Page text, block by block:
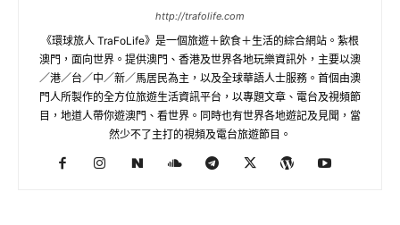
http://trafolife.com
《環球旅人 TraFoLife》是一個旅遊＋飲食＋生活的綜合網站。紮根
澳門，面向世界。提供澳門、香港及世界各地玩樂資訊外，主要以澳
／港／台／中／新／馬居民為主，以及全球華語人士服務。首個由澳
門人所製作的全方位旅遊生活資訊平台，以專題文章、電台及視頻節
目，地道人帶你遊澳門、看世界。同時也有世界各地遊記及見聞，當
然少不了主打的視頻及電台旅遊節目。